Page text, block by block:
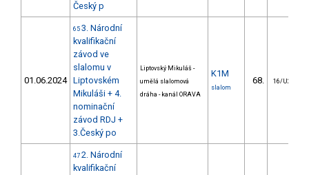
Český p
01.06.2024
65 3. Národní
kvalifikační
závod ve
slalomu v
Liptovském
Mikuláši + 4.
nominační
závod RDJ +
3.Český po
Liptovský Mikuláš -
umělá slalomová
dráha - kanál ORAVA
K1M
slalom
68. 16/U23
47 2. Národní
kvalifikační